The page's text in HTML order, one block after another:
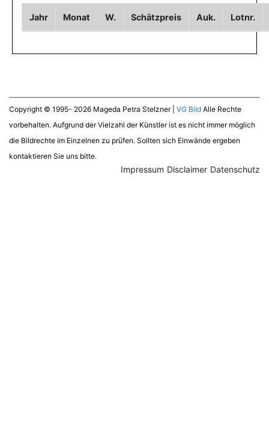
Jahr Monat W. Schätzpreis Auk. Lotnr.
Copyright © 1995- 2026 Mageda Petra Stelzner | VG Bild Alle Rechte
vorbehalten. Aufgrund der Vielzahl der Künstler ist es nicht immer möglich
die Bildrechte im Einzelnen zu prüfen. Sollten sich Einwände ergeben
kontaktieren Sie uns bitte.
Datenschutz
Disclaimer
Impressum